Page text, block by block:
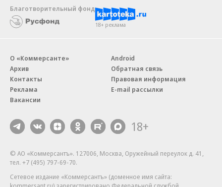
Благотворительный фонд
18+ реклама
О «Коммерсанте»
Архив
Контакты
Реклама
Вакансии
Android
Обратная связь
Правовая информация
E-mail рассылки
18+
© АО «Коммерсантъ». 127006, Москва, Оружейный переулок д. 41,
тел. +7 (495) 797-69-70.
Сетевое издание «Коммерсантъ» (доменное имя сайта: